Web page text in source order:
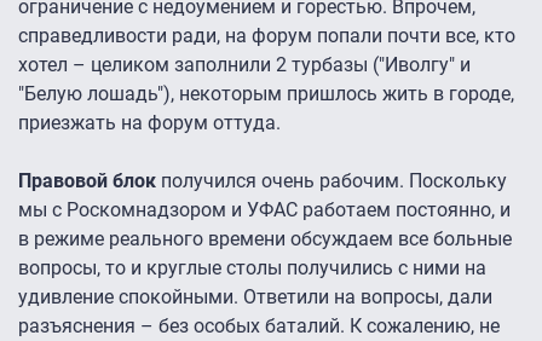
ограничение с недоумением и горестью. Впрочем,
справедливости ради, на форум попали почти все, кто
хотел – целиком заполнили 2 турбазы ("Иволгу" и
"Белую лошадь"), некоторым пришлось жить в городе,
приезжать на форум оттуда.
Правовой блок получился очень рабочим. Поскольку
мы с Роскомнадзором и УФАС работаем постоянно, и
в режиме реального времени обсуждаем все больные
вопросы, то и круглые столы получились с ними на
удивление спокойными. Ответили на вопросы, дали
разъяснения – без особых баталий. К сожалению, не